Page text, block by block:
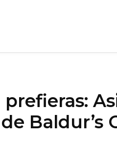
Baldur’s